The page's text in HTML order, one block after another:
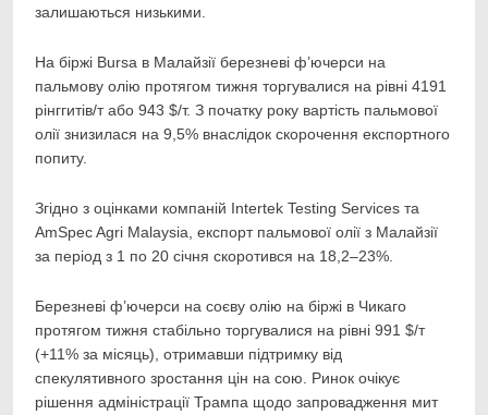
залишаються низькими.
На біржі Bursa в Малайзії березневі ф’ючерси на
пальмову олію протягом тижня торгувалися на рівні 4191
рінггитів/т або 943 $/т. З початку року вартість пальмової
олії знизилася на 9,5% внаслідок скорочення експортного
попиту.
Згідно з оцінками компаній Intertek Testing Services та
AmSpec Agri Malaysia, експорт пальмової олії з Малайзії
за період з 1 по 20 січня скоротився на 18,2–23%.
Березневі ф’ючерси на соєву олію на біржі в Чикаго
протягом тижня стабільно торгувалися на рівні 991 $/т
(+11% за місяць), отримавши підтримку від
спекулятивного зростання цін на сою. Ринок очікує
рішення адміністрації Трампа щодо запровадження мит